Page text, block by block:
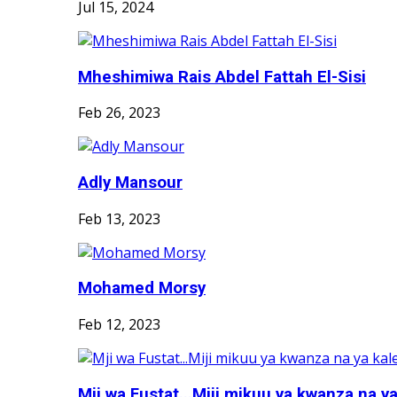
Jul 15, 2024
Mheshimiwa Rais Abdel Fattah El-Sisi
Feb 26, 2023
Adly Mansour
Feb 13, 2023
Mohamed Morsy
Feb 12, 2023